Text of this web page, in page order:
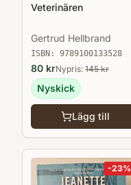
Veterinären
Gertrud Hellbrand
ISBN: 9789100133528
80 krNypris: 145kr
Nyskick
Lägg till
-23%